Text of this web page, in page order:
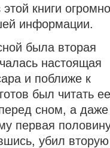
книги
информации.
была вторая
настоящая
и поближе к
был читать ее
сном, а даже
первая
убил